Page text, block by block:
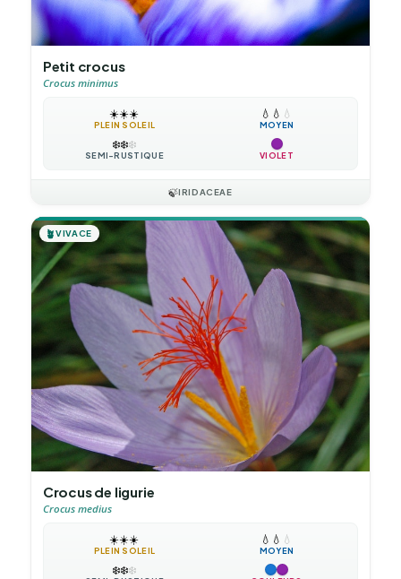
Petit crocus
Crocus minimus
☀️☀️☀️
PLEIN SOLEIL
💧 💧 💧
MOYEN
❄️❄️❄️
SEMI-RUSTIQUE VIOLET
🍃IRIDACEAE
🪴VIVACE
Crocus de ligurie
Crocus medius
☀️☀️☀️
PLEIN SOLEIL
💧 💧 💧
MOYEN
❄️❄️❄️